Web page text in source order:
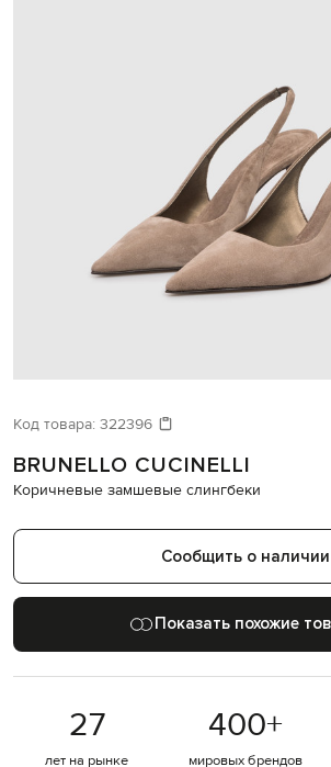
Давайте подберем что-то еще
Код товара: 322396
BRUNELLO CUCINELLI
Коричневые замшевые слингбеки
Сообщить о наличии
Показать похожие
27
лет на рынке
400+
мировых брендов